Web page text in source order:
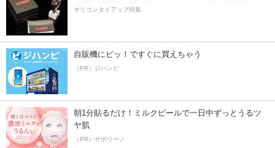
オリコンタイアップ特集
自販機にピッ！ですぐに買えちゃう
（PR）ジハンピ
朝1分貼るだけ！ミルクピールで一日中ずっとうるツ
ヤ肌
（PR）サボリーノ